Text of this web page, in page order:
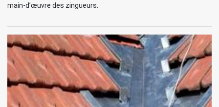
main-d’œuvre des zingueurs.